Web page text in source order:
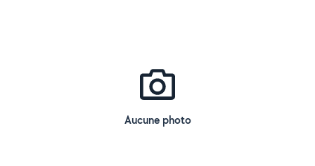
Aucune photo